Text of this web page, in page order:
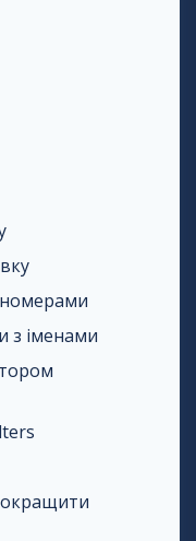
з іменами